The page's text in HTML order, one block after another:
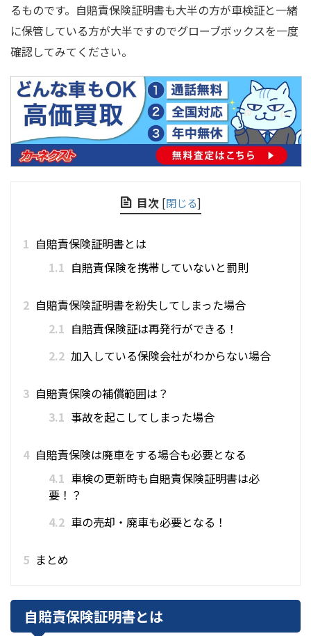
るものです。自賠責保険証明書も大半の方が車検証と一緒
に保管している方が大半ですのでグローブボックスを一度
確認してみてください。
目次 [閉じる]
1 自賠責保険証明書とは
1.1 自賠責保険を携帯していないと罰則
2 自賠責保険証明書を紛失してしまった場合
2.1 自賠責保険証は再発行ができる！
2.2 加入している保険会社がわからない場合
3 自賠責保険の補償範囲は？
3.1 事故を起こしてしまった場合
4 自賠責保険は廃車をする場合も必要となる
4.1 車検の更新時も自賠責保険証明書は必
要！？
4.2 車の売却・廃車も必要となる！
5 まとめ
自賠責保険証明書とは